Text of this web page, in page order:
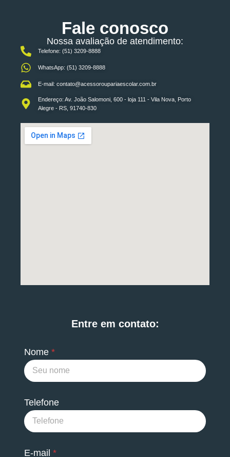
Fale conosco
Nossa avaliação de atendimento:
Telefone: (51) 3209-8888
WhatsApp: (51) 3209-8888
E-mail: contato@acessoroupariaescolar.com.br
Endereço: Av. João Salomoni, 600 - loja 111 - Vila Nova, Porto
Alegre - RS, 91740-830
Entre em contato:
Nome *
Telefone
E-mail *